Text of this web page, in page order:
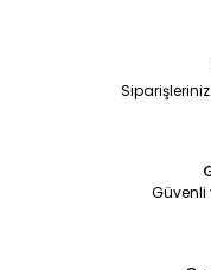
Güvenli